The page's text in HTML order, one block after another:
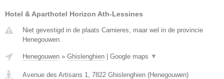
Hotel & Aparthotel Horizon Ath-Lessines
Niet gevestigd in de plaats Carnieres, maar wel in de provincie
Henegouwen.
Henegouwen » Ghislenghien Google maps ▼
Avenue des Artisans 1, 7822 Ghislenghien (Henegouwen)